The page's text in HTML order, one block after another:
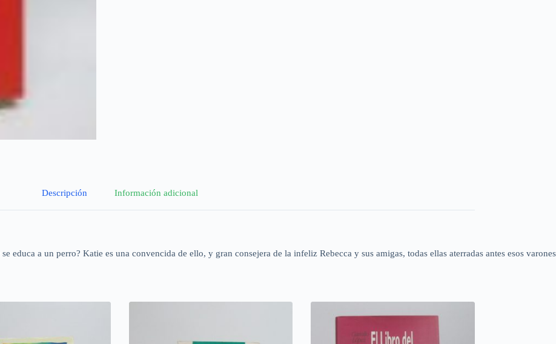
Descripción Información adicional
educa a un perro? Katie es una convencida de ello, y gran consejera de la infeliz Rebecca y sus amigas, todas ellas aterradas antes esos varones